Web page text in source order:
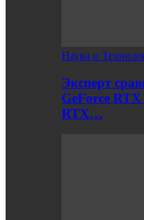
Наука и
Эксперт
GeForce
RTX…